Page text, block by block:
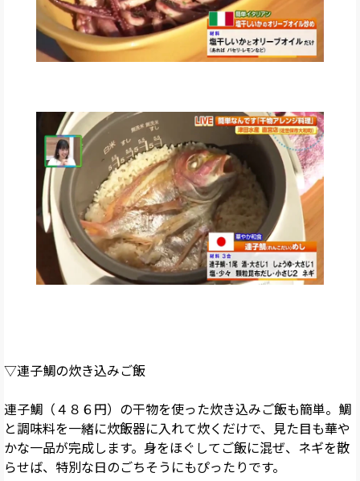
▽連子鯛の炊き込みご飯
連子鯛（４８６円）の干物を使った炊き込みご飯も簡単。鯛
と調味料を一緒に炊飯器に入れて炊くだけで、見た目も華や
かな一品が完成します。身をほぐしてご飯に混ぜ、ネギを散
らせば、特別な日のごちそうにもぴったりです。